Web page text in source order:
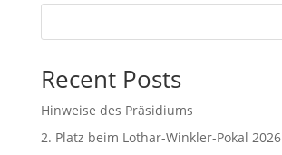
Recent Posts
Hinweise des Präsidiums
2. Platz beim Lothar-Winkler-Pokal 2026